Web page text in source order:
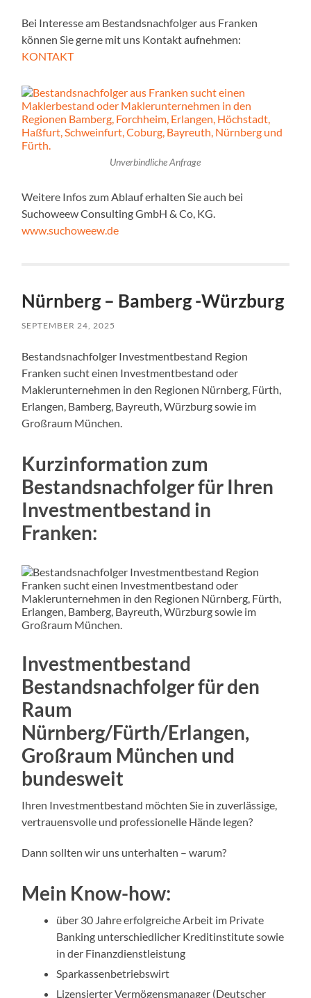
Bei Interesse am Bestandsnachfolger aus Franken
können Sie gerne mit uns Kontakt aufnehmen:
KONTAKT
Unverbindliche Anfrage
Weitere Infos zum Ablauf erhalten Sie auch bei
Suchoweew Consulting GmbH & Co, KG.
www.suchoweew.de
Nürnberg – Bamberg -Würzburg
SEPTEMBER 24, 2025
Bestandsnachfolger Investmentbestand Region
Franken sucht einen Investmentbestand oder
Maklerunternehmen in den Regionen Nürnberg, Fürth,
Erlangen, Bamberg, Bayreuth, Würzburg sowie im
Großraum München.
Kurzinformation zum
Bestandsnachfolger für Ihren
Investmentbestand in
Franken:
Investmentbestand
Bestandsnachfolger für den
Raum
Nürnberg/Fürth/Erlangen,
Großraum München und
bundesweit
Ihren Investmentbestand möchten Sie in zuverlässige,
vertrauensvolle und professionelle Hände legen?
Dann sollten wir uns unterhalten – warum?
Mein Know-how:
über 30 Jahre erfolgreiche Arbeit im Private
Banking unterschiedlicher Kreditinstitute sowie
in der Finanzdienstleistung
Sparkassenbetriebswirt
Lizensierter Vermögensmanager (Deutscher